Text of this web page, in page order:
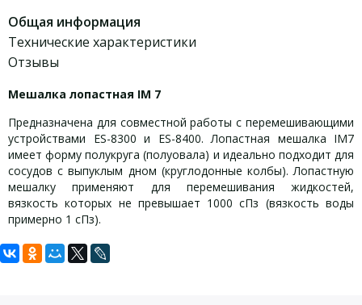
Общая информация
Технические характеристики
Отзывы
Мешалка лопастная IM 7
Предназначена для совместной работы с перемешивающими
устройствами ES-8300 и ES-8400. Лопастная мешалка IM7
имеет форму полукруга (полуовала) и идеально подходит для
сосудов с выпуклым дном (круглодонные колбы). Лопастную
мешалку применяют для перемешивания жидкостей,
вязкость которых не превышает 1000 сПз (вязкость воды
примерно 1 сПз).
Технические характеристики:
Задать вопрос